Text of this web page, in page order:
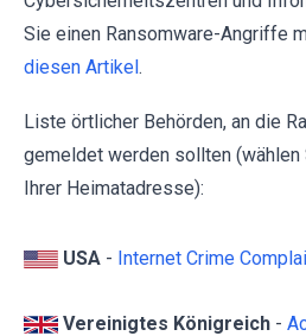
Sie einen Ransomware-Angriffe
diesen Artikel .
Liste örtlicher Behörden, an die
gemeldet werden sollten (wählen
Ihrer Heimatadresse):
USA - Internet Crime
Vereinigtes Königreich -